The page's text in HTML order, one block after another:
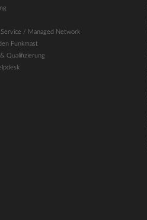
Service / Managed Network
Funkmast
Qualifizierung